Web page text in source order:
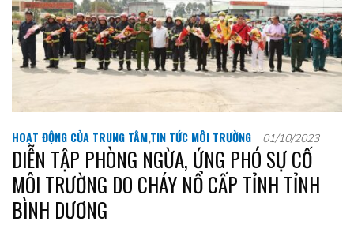
HOẠT ĐỘNG CỦA TRUNG TÂM,TIN TỨC MÔI TRƯỜNG 01/10/2023
DIỄN TẬP PHÒNG NGỪA, ỨNG PHÓ SỰ CỐ
MÔI TRƯỜNG DO CHÁY NỔ CẤP TỈNH TỈNH
BÌNH DƯƠNG